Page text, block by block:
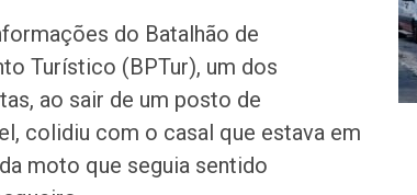
do Batalhão de
Turístico (BPTur), um dos
ao sair de um posto de
colidiu com o casal que estava em
moto que seguia sentido